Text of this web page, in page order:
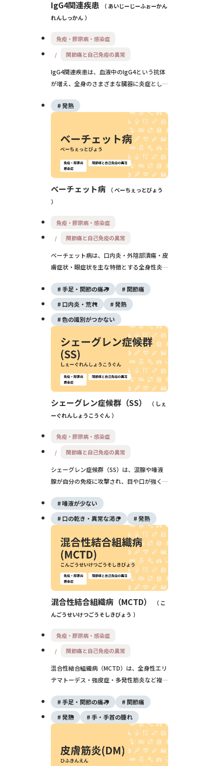
IgG4関連疾患
あいじーじーふぉーかん
れんしっかん
免疫・膠原病・感染症
関節痛と自己免疫の異常
IgG4関連疾患は、血液中のIgG4という抗体
が増え、全身のさまざまな臓器に炎症としこ
自己免疫の異常が関係しており、すい臓・胆
管・涙腺・唾液腺・腎臓などが腫れて機能低
下を起こすことがありますが、多くはステロ
イド治療がよく効き、長期予後は比較的良好
とされています。
発熱
ベーチェット病 べーちぇっとびょう
免疫・膠原病・感染症
関節痛と自己免疫の異常
ベーチェット病は、口内炎・外陰部潰瘍・皮
膚症状・眼症状を主な特徴とする全身性炎症
つ自己免疫性の病気です。再発と寛解を繰り
返し、消化管・神経・血管の合併症が問題と
なることがありますが、近年は治療の進歩に
より視力や生命予後は大きく改善していま
手足・関節の痛み
関節痛
口内炎・荒れ
発熱
色の識別がつかない
シェーグレン症候群（SS）
しぇ
ーぐれんしょうこうぐん
免疫・膠原病・感染症
関節痛と自己免疫の異常
シェーグレン症候群（SS）は、涙腺や唾液
腺が自分の免疫に攻撃され、目や口が強く乾
痛や全身のだるさ、肺・腎臓・神経など全身
の合併症を伴うこともありますが、早期診断
と継続した治療により、症状を和らげながら
生活していくことが可能です。
唾液が少ない
口の乾き・異常な渇き
発熱
混合性結合組織病（MCTD）
こ
んごうせいけつごうそしきびょう
免疫・膠原病・感染症
関節痛と自己免疫の異常
混合性結合組織病（MCTD）は、全身性エリ
テマトーデス・強皮症・多発性筋炎など複数
レイノー現象や手の腫れ、関節炎、筋力低下
などが出現し、肺高血圧症などの合併症に注
意が必要ですが、適切な治療により多くの方
手足・関節の痛み
関節痛
発熱
手・手首の腫れ